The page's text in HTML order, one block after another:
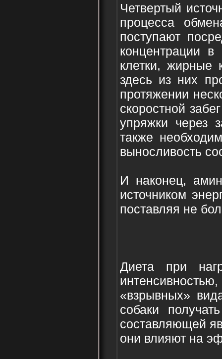
Четвертый
процесса
поступают
концентрации
клетки, жирные
здесь из них
протяжении
скоростной
упряжки через
также
выносливость
И наконец,
источником
поставляя не
Диета при
«взрывных»
собаки
составляющей
они влияют на